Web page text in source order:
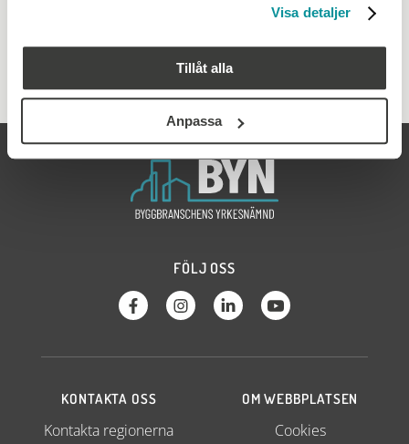
Visa detaljer
Tillåt alla
Anpassa
FÖLJ OSS
KONTAKTA OSS
Kontakta regionerna
OM WEBBPLATSEN
Cookies